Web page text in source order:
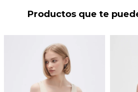
Productos que te